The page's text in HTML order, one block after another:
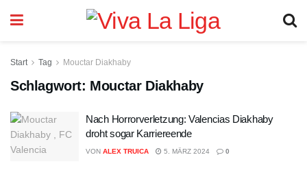
Start Tag Mouctar Diakhaby
Schlagwort: Mouctar Diakhaby
Nach Horrorverletzung: Valencias Diakhaby
droht sogar Karriereende
VON ALEX TRUICA 5. MÄRZ 2024 0